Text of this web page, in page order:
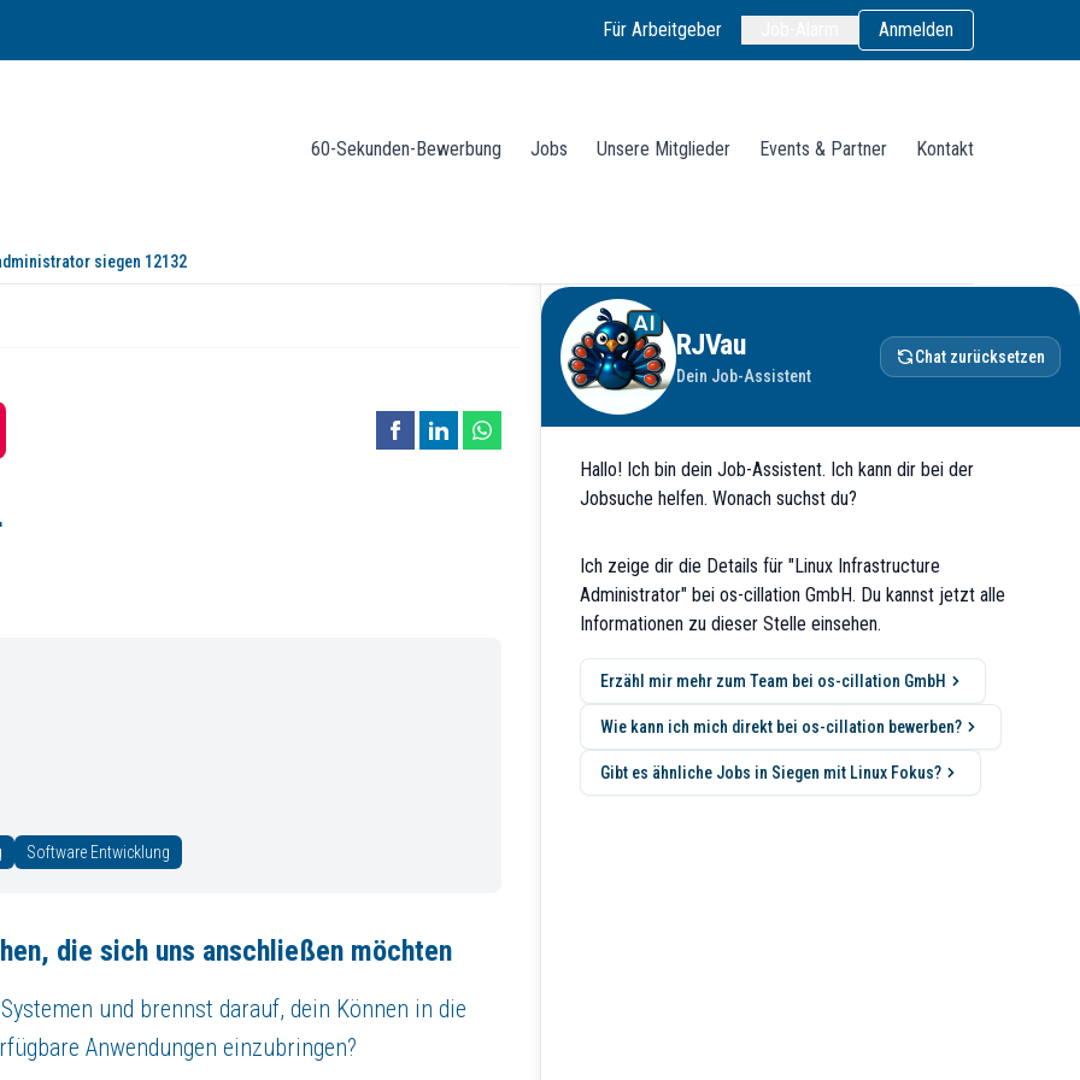
Für Arbeitgeber Anmelden
60-Sekunden-Bewerbung Jobs Unsere Mitglieder Events & Partner Kontakt
siegen 12132
anschließen möchten
darauf, dein Können in die Gestaltung und Umsetzung von Systemen für hochverfügbare Anwendungen einzubringen?
Software. Seit dem Jahr 2000 konzipieren wir Software-Produkte und effiziente Anwendungen für Unternehmen
steht unseren Kunden mit modernstem Know-how zur Seite, um gemeinsam passgenaue Lösungen zu realisieren.
Entscheidend ist, was du bis morgen neu dazugelernt hast. Jedes neue Projekt, jeder neue Kunde werden etwas von dir fordern, das du
Dein Projektleiter oder Lead Dev wird dir nicht detailliert vorgeben, was du wann und wie zu tun hast - du wirst das
hunderten Variablen: Das ist der tägliche Job. Ein systematischer, analytischer Ansatz bringt dich zum Ziel - Chaos und 'rumprobieren, bis es
für dich in die Bresche, wenn es brenzlig wird. Umgekehrt zählen sie auf dich: Wenn du etwas versprichst, musst du liefern. Außerdem
Software Entwicklung
die sich uns anschließen möchten
und brennst darauf, dein Können in die
Anwendungen einzubringen?
RJVau
Dein Job-Assistent
Chat zurücksetzen
Hallo! Ich bin dein Job-Assistent. Ich kann dir bei der
Jobsuche helfen. Wonach suchst du?
Ich zeige dir die Details für "Linux Infrastructure
Administrator" bei os-cillation GmbH. Du kannst jetzt alle
Informationen zu dieser Stelle einsehen.
Erzähl mir mehr zum Team bei os-cillation GmbH
Wie kann ich mich direkt bei os-cillation bewerben?
Gibt es ähnliche Jobs in Siegen mit Linux Fokus?